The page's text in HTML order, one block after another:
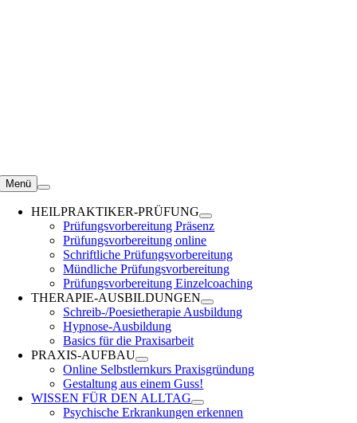
Menü
HEILPRAKTIKER-PRÜFUNG
Prüfungsvorbereitung Präsenz
Prüfungsvorbereitung online
Schriftliche Prüfungsvorbereitung
Mündliche Prüfungsvorbereitung
Prüfungsvorbereitung Einzelcoaching
THERAPIE-AUSBILDUNGEN
Schreib-/Poesietherapie Ausbildung
Hypnose-Ausbildung
Basics für die Praxisarbeit
PRAXIS-AUFBAU
Online Selbstlernkurs Praxisgründung
Gestaltung aus einem Guss!
WISSEN FÜR DEN ALLTAG
Psychische Erkrankungen erkennen